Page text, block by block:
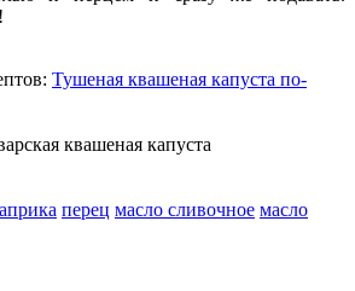
Тушеная квашеная капуста по-
перец масло сливочное масло